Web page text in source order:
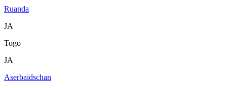
Ruanda
JA
Togo
JA
Aserbaidschan